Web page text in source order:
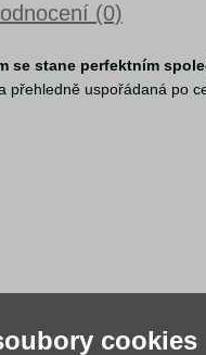
(0)
se stane perfektním
přehledně uspořádaná po
cookies